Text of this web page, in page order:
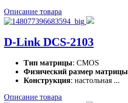
Описание товара
D-Link DCS-2103
Тип матрицы: CMOS
Физический размер матрицы
Конструкция: настольная ...
Описание товара